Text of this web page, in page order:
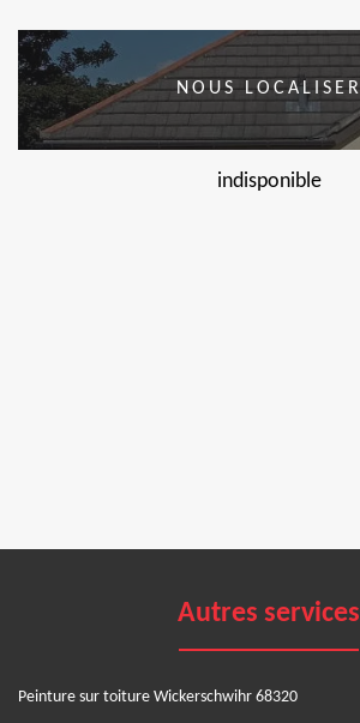
NOUS LOCALISER
indisponible
Autres services
Peinture sur toiture Wickerschwihr 68320